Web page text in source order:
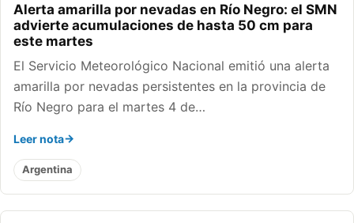
Alerta amarilla por nevadas en Río Negro: el SMN
advierte acumulaciones de hasta 50 cm para
este martes
El Servicio Meteorológico Nacional emitió una alerta
amarilla por nevadas persistentes en la provincia de
Río Negro para el martes 4 de…
Leer nota
Argentina